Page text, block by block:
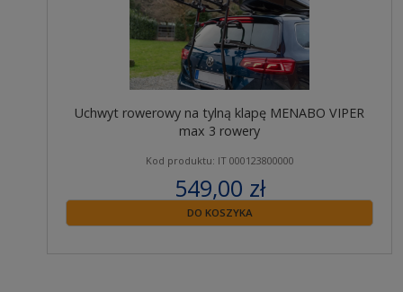
Uchwyt rowerowy na tylną klapę MENABO VIPER
max 3 rowery
Kod produktu: IT 000123800000
549,00 zł
zawiera 23% VAT
DO KOSZYKA